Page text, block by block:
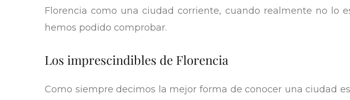
Florencia como una ciudad corriente, cuando realmente no lo
hemos podido comprobar.
Los imprescindibles de Florencia
Como siempre decimos la mejor forma de conocer una ciudad es